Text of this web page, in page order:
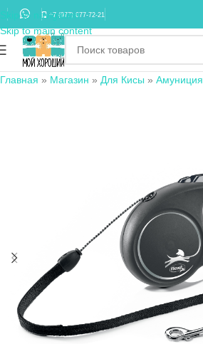
Skip to navigation
Skip to main content
+7 (977) 677-72-21
Главная » Магазин » Для Кисы » Амуниция